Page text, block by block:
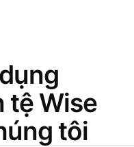
tệ Wise
tôi